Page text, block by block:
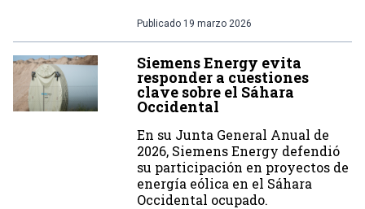
Publicado 19 marzo 2026
Siemens Energy evita
responder a cuestiones
clave sobre el Sáhara
Occidental
En su Junta General Anual de
2026, Siemens Energy defendió
su participación en proyectos de
energía eólica en el Sáhara
Occidental ocupado.